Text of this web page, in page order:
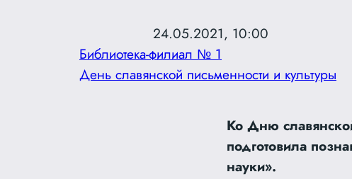
24.05.2021, 10:00
Библиотека-филиал № 1
День славянской письменности и культуры
Ко Дню
подготовила
науки».